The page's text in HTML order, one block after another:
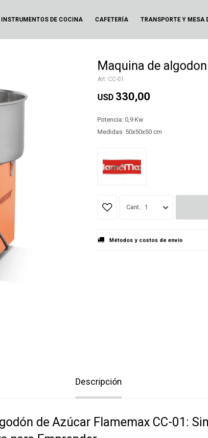
INSTRUMENTOS DE COCINA CAFETERÍA TRANSPORTE Y MESA
Maquina de
CC-01
USD 330,00
Potencia: 0,9 Kw
Medidas: 50x50x50 cm
1
Métodos y costos de envío
Descripción
de Azúcar Flamemax CC-01: